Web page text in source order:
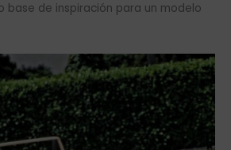
base de inspiración para un modelo